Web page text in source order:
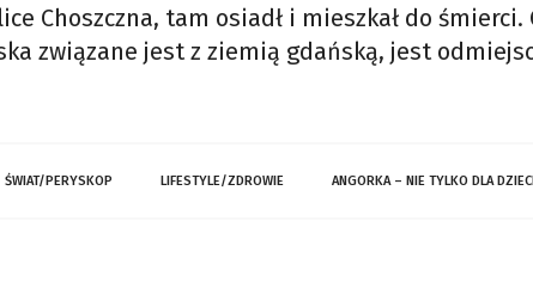
Choszczna, tam osiadł i mieszkał do
związane jest z ziemią gdańską, jest
ŚWIAT/PERYSKOP LIFESTYLE/ZDROWIE ANGORKA – NIE TYLKO DLA